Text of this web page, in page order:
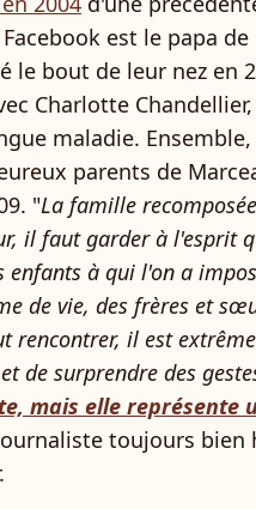
est le papa
le bout de leur nez en
Charlotte
maladie.
parents de
"La famille
il faut garder à l'esprit
enfants à qui l'on a
de vie, des frères et
rencontrer, il est
de surprendre des
mais elle représente
toujours bien